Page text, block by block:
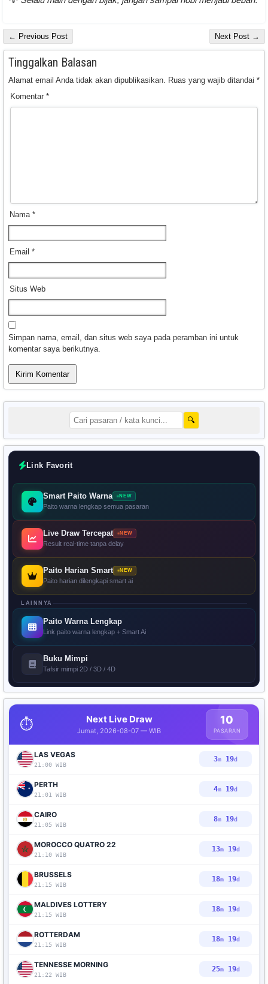
← Previous Post Next Post →
Tinggalkan Balasan
Alamat email Anda tidak akan dipublikasikan. Ruas yang wajib ditandai *
Komentar *
Nama *
Email *
Situs Web
Simpan nama, email, dan situs web saya pada peramban ini untuk
komentar saya berikutnya.
🔍
Link Favorit
Smart Paito Warna NEW
Paito warna lengkap semua pasaran
Live Draw Tercepat NEW
Result real-time tanpa delay
Paito Harian Smart NEW
Paito harian dilengkapi smart ai
LAINNYA
Paito Warna Lengkap
Link paito warna lengkap + Smart Ai
Buku Mimpi
Tafsir mimpi 2D / 3D / 4D
⏱️ Next Live Draw
Jumat, 2026-08-07 — WIB
10
PASARAN
LAS VEGAS
21:00 WIB
3m 18d
PERTH
21:01 WIB
4m 18d
CAIRO
21:05 WIB
8m 18d
MOROCCO QUATRO 22
21:10 WIB
13m18d
BRUSSELS
21:15 WIB
18m18d
MALDIVES LOTTERY
21:15 WIB
18m18d
ROTTERDAM
21:15 WIB
18m18d
TENNESSE MORNING
21:22 WIB
25m18d